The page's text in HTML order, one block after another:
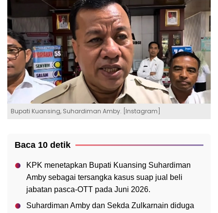
Bupati Kuansing, Suhardiman Amby. [Instagram]
Baca 10 detik
KPK menetapkan Bupati Kuansing Suhardiman
Amby sebagai tersangka kasus suap jual beli
jabatan pasca-OTT pada Juni 2026.
Suhardiman Amby dan Sekda Zulkarnain diduga